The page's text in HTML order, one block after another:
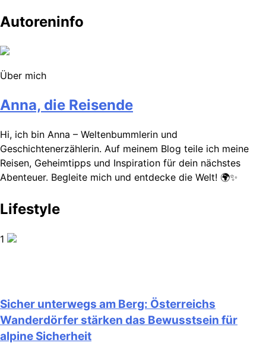
Autoreninfo
Über mich
Anna, die Reisende
Hi, ich bin Anna – Weltenbummlerin und
Geschichtenerzählerin. Auf meinem Blog teile ich meine
Reisen, Geheimtipps und Inspiration für dein nächstes
Abenteuer. Begleite mich und entdecke die Welt! 🌍✨
Lifestyle
1
Sicher unterwegs am Berg: Österreichs
Wanderdörfer stärken das Bewusstsein für
alpine Sicherheit